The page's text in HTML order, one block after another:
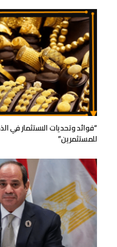
“فوائد وتحديات الاستثمار في
للمستثمرين”